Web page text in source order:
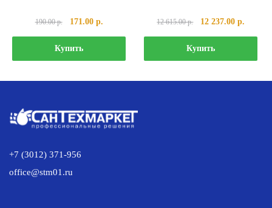
190.00р.
Первоначальная
цена
составляла
190.00 р..
171.00 р.Текущая
цена:
Купить
12 615.00р.
Первоначальная
цена
составляла
12
12 237.00р.
цена:
237.00
Купить
+7 (3012) 371-956
office@stm01.ru